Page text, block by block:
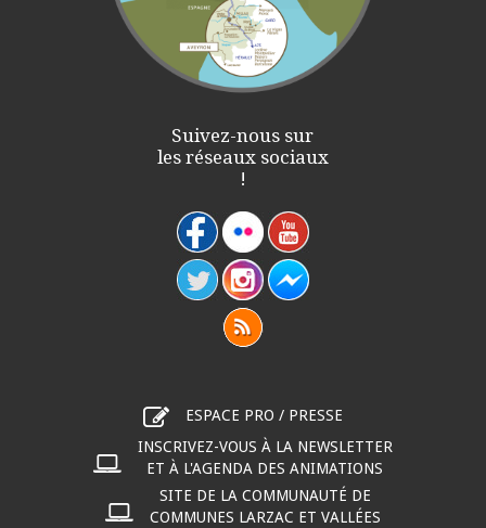
Suivez-nous sur
les réseaux sociaux
!
ESPACE PRO / PRESSE
INSCRIVEZ-VOUS À LA NEWSLETTER
ET À L'AGENDA DES ANIMATIONS
SITE DE LA COMMUNAUTÉ DE
COMMUNES LARZAC ET VALLÉES